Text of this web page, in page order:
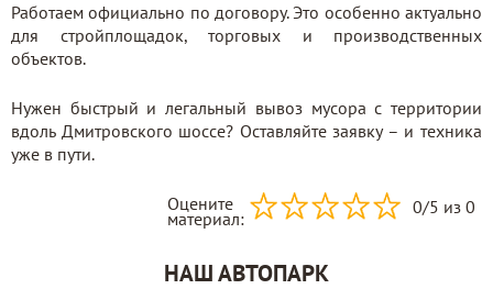
Работаем официально по договору. Это особенно актуально
для стройплощадок, торговых и производственных
объектов.
Нужен быстрый и легальный вывоз мусора с территории
вдоль Дмитровского шоссе? Оставляйте заявку – и техника
уже в пути.
Оцените
материал:
0/5 из 0
НАШ АВТОПАРК